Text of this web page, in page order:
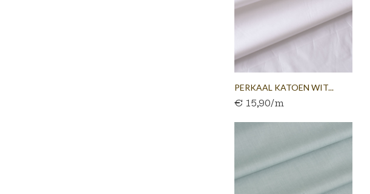
PERKAAL KATOEN WIT...
€ 15,90/m